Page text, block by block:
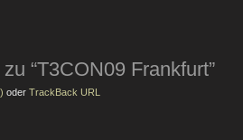
“T3CON09 Frankfurt”
oder TrackBack URL